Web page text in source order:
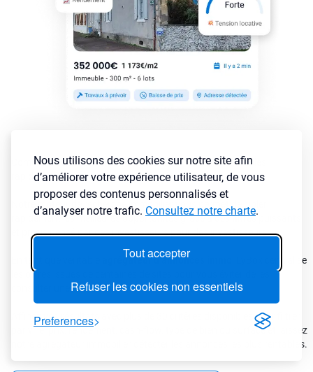
Nous utilisons des cookies sur notre site afin
d’améliorer votre expérience utilisateur, de vous
proposer des contenus personnalisés et
d’analyser notre trafic. Consultez notre charte.
Tout accepter
Refuser les cookies non essentiels
Preferences
Comment sélectionner les annonces immobilières rentables
rapidement ?
Notre moteur de recherche immobilier vous permet de cibler
rapidement les meilleures opportunités grâce à des filtres puissants
et précis pensé par des investisseurs pour des investisseurs
agrégateur d’annonces immo
, LyBox centralise
les offres issues de centaines de sites pour vous éviter de les
consulter une à une.
Affinez vos résultats avec plus de 30 critères disponibles pour filtrer
par ville, prix, rendement, cash-flow, type de bien ou surface et laissez
notre agrégateur immobilier détecter les annonces les plus rentables.